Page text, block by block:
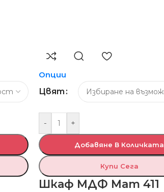
Опции
Цвят
- +
Добавяне В Количката
Купи Сега
Шкаф МДФ Мат 411